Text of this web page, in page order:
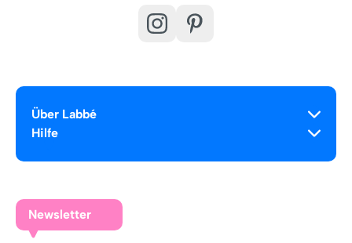
Über Labbé
Hilfe
Newsletter